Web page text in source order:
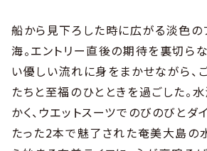
船から見下ろした時に広がる淡色
海。エントリー直後の期待を裏切ら
い優しい流れに身をまかせながら、
たちと至福のひとときを過ごした。
かく、ウエットスーツでのびのびとダ
たった2本で魅了された奄美大島の